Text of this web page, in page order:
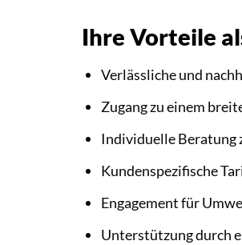
Ihre Vorteile
Verlässliche und
Zugang zu einem
Individuelle Beratung
Kundenspezifische
Engagement für
Unterstützung durch